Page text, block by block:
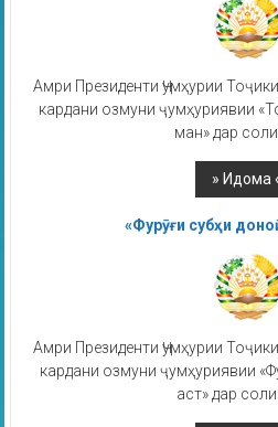
Амри Президенти Ҷумҳурии
кардани озмуни ҷумҳуриявии
ман» дар соли
«Фурӯғи субҳи
Амри Президенти Ҷумҳурии
кардани озмуни ҷумҳуриявии
аст» дар соли